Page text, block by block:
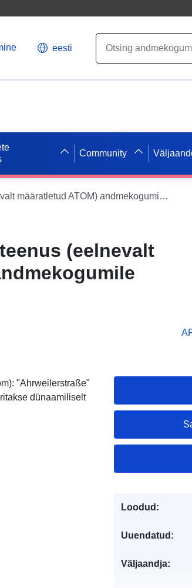
eesti
Community
INSPIRE allalaadimisteenus (eelnevalt määratletud ATOM) andmekogumile Ahrweilerstraße
(eelnevalt
"Ahrweilerstraße"
dünaamiliselt
Loodud:
Uuendatud:
Väljaandja: